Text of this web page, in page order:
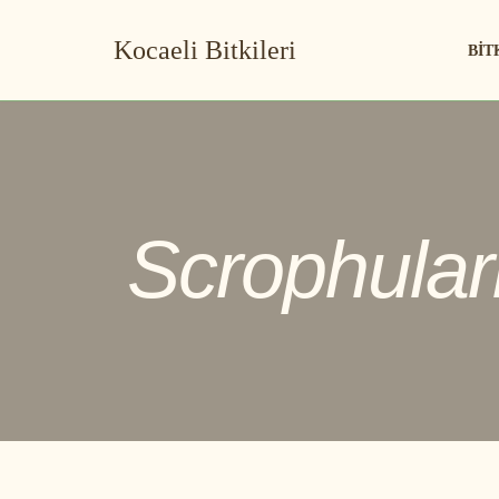
geç
Kocaeli Bitkileri